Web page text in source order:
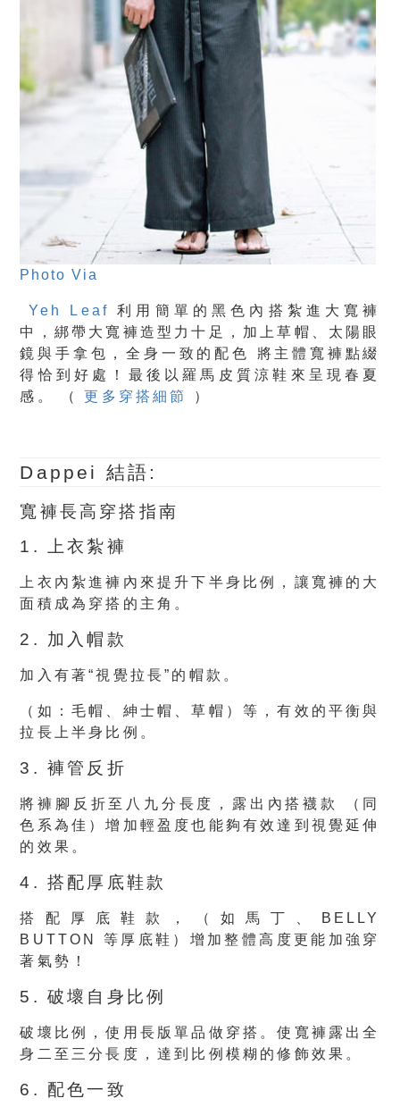
Photo Via
Yeh Leaf
利用簡單的黑色內搭紮進大寬褲
中，綁帶大寬褲造型力十足，加上草帽、太陽眼
鏡與手拿包，全身一致的配色 將主體寬褲點綴
得恰到好處！最後以羅馬皮質涼鞋來呈現春夏
感。 （更多穿搭細節 ）
Dappei 結語:
寬褲長高穿搭指南
1. 上衣紮褲
上衣內紮進褲內來提升下半身比例，讓寬褲的大
面積成為穿搭的主角。
2. 加入帽款
加入有著“視覺拉長”的帽款。
（如：毛帽、紳士帽、草帽）等，有效的平衡與
拉長上半身比例。
3. 褲管反折
將褲腳反折至八九分長度，露出內搭襪款 （同
色系為佳）增加輕盈度也能夠有效達到視覺延伸
的效果。
4. 搭配厚底鞋款
搭配厚底鞋款，（如馬丁、BELLY
BUTTON 等厚底鞋）增加整體高度更能加強穿
著氣勢！
5. 破壞自身比例
破壞比例，使用長版單品做穿搭。使寬褲露出全
身二至三分長度，達到比例模糊的修飾效果。
6. 配色一致